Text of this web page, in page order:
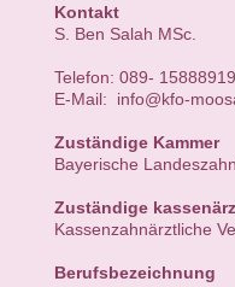
Kontakt
S. Ben Salah MSc.
Telefon: 089- 15888919
E-Mail: info@kfo-
Zuständige Kammer
Bayerische
Zuständige
Kassenzahnärztliche
Berufsbezeichnung